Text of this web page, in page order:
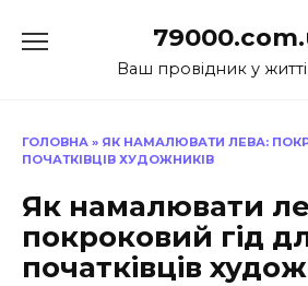
до
Ваш провідник у
ГОЛОВНА » ЯК НАМАЛЮВАТИ ЛЕВА:
ПОЧАТКІВЦІВ ХУДОЖНИКІВ
Як намалювати
покроковий гід
початківців